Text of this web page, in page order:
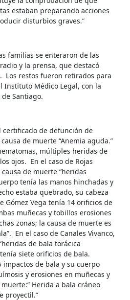
estaban preparando acciones
disturbios graves.”
enteraron de las
y la prensa, que destacó
Los restos fueron retirados para
Instituto Médico Legal, con la
Santiago.
de defunción de
de muerte “Anemia aguda.”
múltiples heridas de
ojos. En el caso de Rojas
de muerte “heridas
tenía las manos hinchadas y
estaba quebrado, su cabeza
Gómez Vega tenía 14 orificios de
muñecas y tobillos erosiones
zonas; la causa de muerte es
En el caso de Canales Vivanco,
de bala torácica
siete orificios de bala.
impactos de bala y su cuerpo
y erosiones en muñecas y
Herida a bala cráneo
proyectil.”